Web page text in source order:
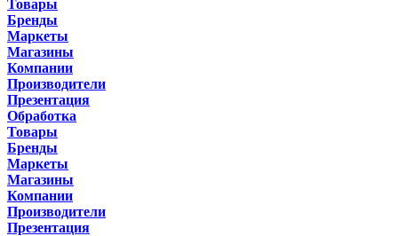
Товары
Бренды
Маркеты
Магазины
Компании
Производители
Презентация
Обработка
Товары
Бренды
Маркеты
Магазины
Компании
Производители
Презентация